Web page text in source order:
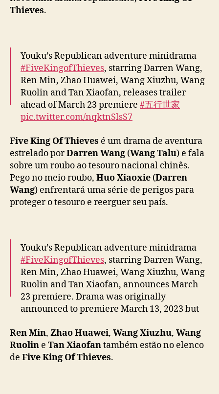
u
e
r
s
e
a
s
e
m
“
F
K
n
g
O
f
T
i
e
v
Thieves.
Youku’s Republican adventure minidrama
#FiveKingofThieves, starring Darren Wang,
Ren Min, Zhao Huawei, Wang Xiuzhu, Wang
Ruolin and Tan Xiaofan, releases trailer
ahead of March 23 premiere #五行世家
pic.twitter.com/nqktnSlsS7
— cdrama tweets (@dramapotatoe)March
21, 2024
Five King Of Thieves é um drama de aventura
estrelado porDarren Wang (Wang Talu) e fala
sobre um roubo ao tesouro nacional chinês.
Pego no meio roubo, Huo Xiaoxie (Darren
Wang) enfrentará uma série de perigos para
proteger o tesouro e reerguer seu país.
Youku’s Republican adventure minidrama
#FiveKingofThieves, starring Darren Wang,
Ren Min, Zhao Huawei, Wang Xiuzhu, Wang
Ruolin and Tan Xiaofan, announces March
23 premiere. Drama was originally
announced to premiere March 13, 2023 but
pic.twitter.com/UHiLMpsW5d
— cdrama tweets (@dramapotatoe)
Ren Min, Zhao Huawei, Wang Xiuzhu, Wang
Ruolin e Tan Xiaofantambém estão no elenco
de Five King Of Thieves.